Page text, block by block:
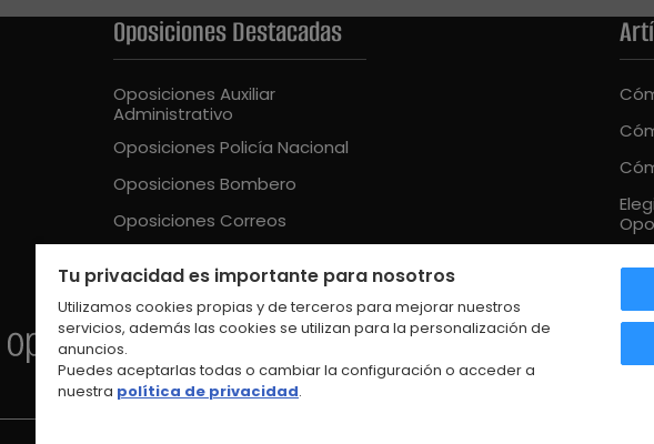
Oposiciones Destacadas
Oposiciones Auxiliar
Administrativo
Oposiciones Policía Nacional
Oposiciones Bombero
Oposiciones Correos
Oposiciones Educación Intantil
UE
Tu privacidad es importante para nosotros
Utilizamos cookies propias y de terceros para mejorar nuestros
servicios, además las cookies se utilizan para la personalización de
anuncios.
Puedes aceptarlas todas o cambiar la configuración o acceder a
nuestra política de privacidad.